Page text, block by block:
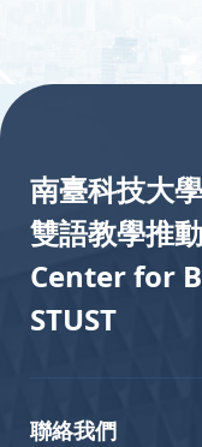
南臺科技大學
雙語教學推
Center for
STUST
聯絡我們